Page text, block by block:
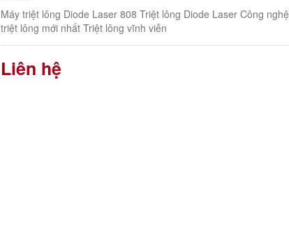
Máy triệt lông Diode Laser 808 Triệt lông Diode Laser Công nghệ
triệt lông mới nhất Triệt lông vĩnh viễn
Liên hệ